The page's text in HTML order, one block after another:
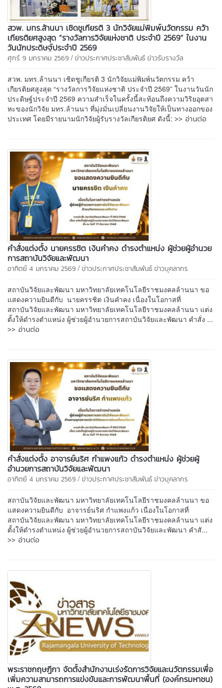
สวพ. มทร.ล้านนา เชิดชูเกียรติ 3 นักวิจัยแม่พิมพ์นวัตกรรม คว้า
เกียรติยศสูงสุด “รางวัลการวิจัยแห่งชาติ ประจำปี 2569” ในงาน
วันนักประดิษฐ์ประจำปี 2569
ศุกร์ 9 มกราคม 2569 / ข่าวประกาศประชาสัมพันธ์ข่าวรับรางวัล
สวพ. มทร.ล้านนา เชิดชูเกียรติ 3 นักวิจัยแม่พิมพ์นวัตกรรม คว้า
เกียรติยศสูงสุด “รางวัลการวิจัยแห่งชาติ ประจำปี 2569” ในงานวันนัก
ประดิษฐ์ประจำปี 2569 ความสำเร็จในครั้งนี้สะท้อนถึงความวิริยอุตสา
หะของนักวิจัย มทร.ล้านนา ที่มุ่งมั่นเปลี่ยนงานวิจัยให้เป็นทางออกของ
ประเทศ โดยมีรายนามนักวิจัยผู้รับรางวัลเกียรติยศ ดังนี้: >> อ่านต่อ
คำสั่งแต่งตั้ง นายครรชิต เงินคำคง ดำรงตำแหน่ง ผู้ช่วยผู้อำนวย
การสถาบันวิจัยและพัฒนา
อาทิตย์ 4 มกราคม 2569 / ข่าวประกาศประชาสัมพันธ์ข่าวบุคลากร
สถาบันวิจัยและพัฒนา มหาวิทยาลัยเทคโนโลยีราชมงคลล้านนา ขอ
แสดงความยินดีกับ นายครรชิต เงินคำคง เนื่องในโอกาสที่
สถาบันวิจัยและพัฒนา มหาวิทยาลัยเทคโนโลยีราชมงคลล้านนา แต่ง
ตั้งให้ดำรงตำแหน่ง ผู้ช่วยผู้อำนวยการสถาบันวิจัยและพัฒนา คำสั่ง ...
>> อ่านต่อ
คำสั่งแต่งตั้ง อาจารย์นริศ กำแพงแก้ว ดำรงตำแหน่ง ผู้ช่วยผู้
อำนวยการสถาบันวิจัยและพัฒนา
อาทิตย์ 4 มกราคม 2569 / ข่าวประกาศประชาสัมพันธ์ข่าวบุคลากร
สถาบันวิจัยและพัฒนา มหาวิทยาลัยเทคโนโลยีราชมงคลล้านนา ขอ
แสดงความยินดีกับ อาจารย์นริศ กำแพงแก้ว เนื่องในโอกาสที่
สถาบันวิจัยและพัฒนา มหาวิทยาลัยเทคโนโลยีราชมงคลล้านนา แต่ง
ตั้งให้ดำรงตำแหน่ง ผู้ช่วยผู้อำนวยการสถาบันวิจัยและพัฒนา คำสั...
>> อ่านต่อ
พระราชกฤษฎีกา จัดตั้งสำนักงานเร่งรัดการวิจัยและนวัตกรรมเพื่อ
เพิ่มความสามารถการแข่งขันและการพัฒนาพื้นที่ (องค์กรมหาชน)